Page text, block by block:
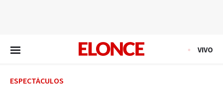
VIVO
ESPECTÁCULOS